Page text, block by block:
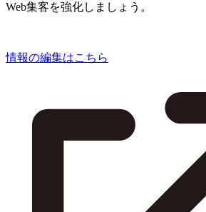
Web集客を強化しましょう。
情報の編集はこちら